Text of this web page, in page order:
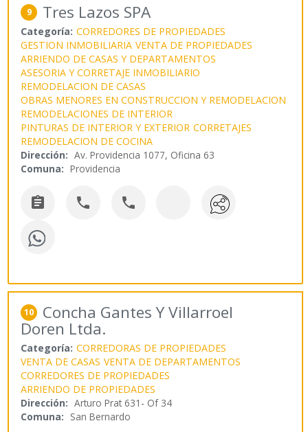
9 Tres Lazos SPA
Categoría: CORREDORES DE PROPIEDADES
GESTION INMOBILIARIA VENTA DE PROPIEDADES
ARRIENDO DE CASAS Y DEPARTAMENTOS
ASESORIA Y CORRETAJE INMOBILIARIO
REMODELACION DE CASAS
OBRAS MENORES EN CONSTRUCCION Y REMODELACION
REMODELACIONES DE INTERIOR
PINTURAS DE INTERIOR Y EXTERIOR CORRETAJES
REMODELACION DE COCINA
Dirección: Av. Providencia 1077, Oficina 63
Comuna: Providencia
  
10 Concha Gantes Y Villarroel
Doren Ltda.
Categoría: CORREDORAS DE PROPIEDADES
VENTA DE CASAS VENTA DE DEPARTAMENTOS
CORREDORES DE PROPIEDADES
ARRIENDO DE PROPIEDADES
Dirección: Arturo Prat 631- Of 34
Comuna: San Bernardo